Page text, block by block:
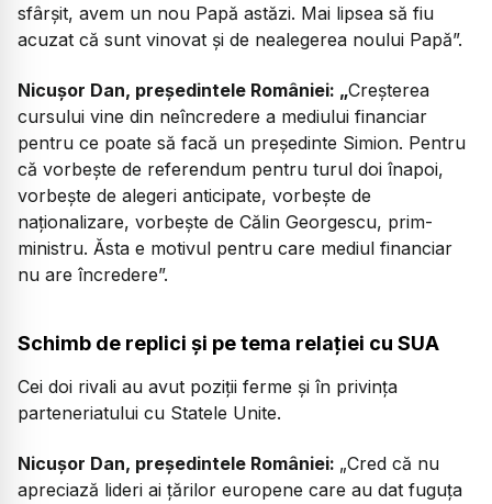
sfârșit, avem un nou Papă astăzi. Mai lipsea să fiu
acuzat că sunt vinovat și de nealegerea noului Papă”.
Nicușor Dan, președintele României: „Creșterea
cursului vine din neîncredere a mediului financiar
pentru ce poate să facă un președinte Simion. Pentru
că vorbește de referendum pentru turul doi înapoi,
vorbește de alegeri anticipate, vorbește de
naționalizare, vorbește de Călin Georgescu, prim-
ministru. Ăsta e motivul pentru care mediul financiar
nu are încredere”.
Schimb de replici și pe tema relației cu SUA
Cei doi rivali au avut poziții ferme și în privința
parteneriatului cu Statele Unite.
Nicușor Dan, președintele României: „Cred că nu
apreciază lideri ai țărilor europene care au dat fuguța